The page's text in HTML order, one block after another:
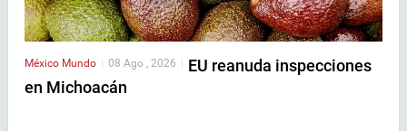
México Mundo 08 Ago , 2026
EU reanuda inspecciones
en Michoacán